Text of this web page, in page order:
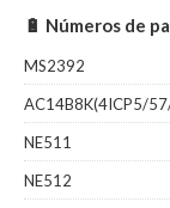
🔋 Números de
MS2392
AC14B8K(4ICP5/
NE511
NE512